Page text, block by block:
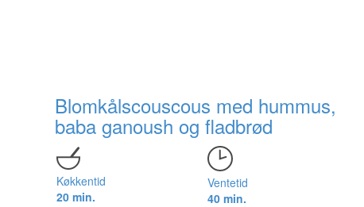
Blomkålscouscous med hummus,
baba ganoush og fladbrød
Køkkentid
20 min.
Ventetid
40 min.